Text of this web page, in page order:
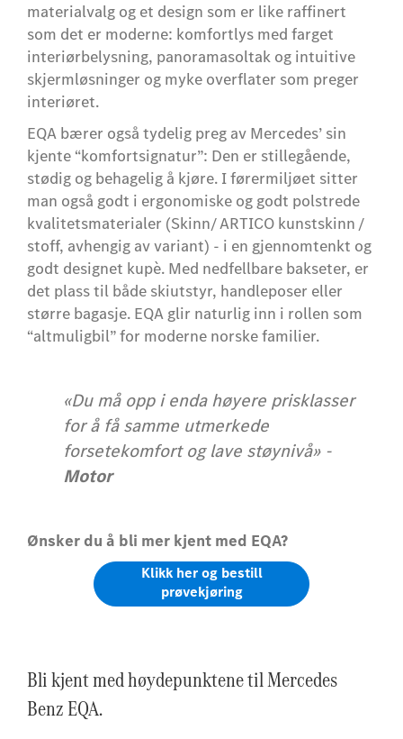
materialvalg og et design som er like raffinert
som det er moderne: komfortlys med farget
interiørbelysning, panoramasoltak og intuitive
skjermløsninger og myke overflater som preger
interiøret.
EQA bærer også tydelig preg av Mercedes’ sin
kjente “komfortsignatur”: Den er stillegående,
stødig og behagelig å kjøre. I førermiljøet sitter
man også godt i ergonomiske og godt polstrede
kvalitetsmaterialer (Skinn/ ARTICO kunstskinn /
stoff, avhengig av variant) - i en gjennomtenkt og
godt designet kupè. Med nedfellbare bakseter, er
det plass til både skiutstyr, handleposer eller
større bagasje. EQA glir naturlig inn i rollen som
“altmuligbil” for moderne norske familier.
«Du må opp i enda høyere prisklasser
for å få samme utmerkede
forsetekomfort og lave støynivå» -
Motor
Ønsker du å bli mer kjent med EQA?
Klikk her og bestill
prøvekjøring
Bli kjent med høydepunktene til Mercedes
Benz EQA.